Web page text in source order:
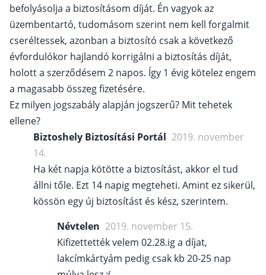
befolyásolja a biztosításom díját. Én vagyok az
üzembentartó, tudomásom szerint nem kell forgalmit
cseréltessek, azonban a biztosító csak a következő
évfordulókor hajlandó korrigálni a biztosítás díját,
holott a szerződésem 2 napos. Így 1 évig kötelez engem
a magasabb összeg fizetésére.
Ez milyen jogszabály alapján jogszerű? Mit tehetek
ellene?
Biztoshely Biztosítási Portál 2019. november
14.
Ha két napja kötötte a biztosítást, akkor el tud
állni tőle. Ezt 14 napig megteheti. Amint ez sikerül,
kössön egy új biztosítást és kész, szerintem.
Névtelen 2019. november 15.
Kifizettették velem 02.28.ig a díjat,
lakcímkártyám pedig csak kb 20-25 nap